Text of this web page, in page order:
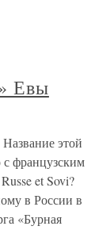
Евы
этой
французским
et Sovi?
в России в
«Бурная